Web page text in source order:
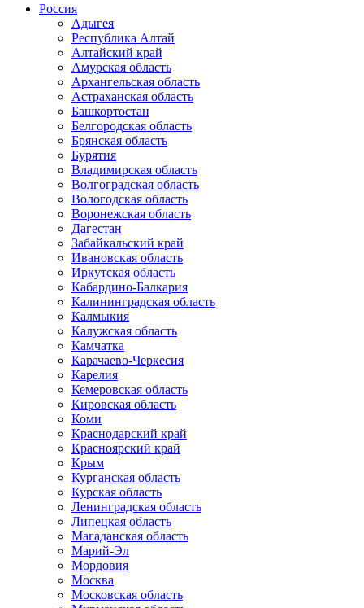
Россия
Адыгея
Республика Алтай
Алтайский край
Амурская область
Архангельская область
Астраханская область
Башкортостан
Белгородская область
Брянская область
Бурятия
Владимирская область
Волгоградская область
Вологодская область
Воронежская область
Дагестан
Забайкальский край
Ивановская область
Иркутская область
Кабардино-Балкария
Калининградская область
Калмыкия
Калужская область
Камчатка
Карачаево-Черкесия
Карелия
Кемеровская область
Кировская область
Коми
Краснодарский край
Красноярский край
Крым
Курганская область
Курская область
Ленинградская область
Липецкая область
Магаданская область
Марий-Эл
Мордовия
Москва
Московская область